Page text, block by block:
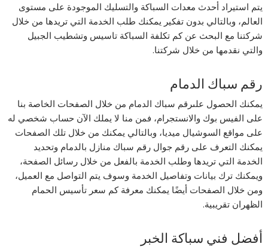
يتم استيراد أحدث معدات السباكة والتسليك الموجودة على مستوى
العالم، وبالتالي بدون تفكير يمكنك طلب الخدمة التي تريدها من خلال
شركتنا مع البحث عن كم تكلفة السباكة تاسيس وتشطيب الجبيل
والتي نقدمها من خلال شركتنا.
رقم سباك الدمام
يمكنك الحصول علىرقم سباك الدمام من خلال الصفحات الخاصة بنا
على الفيس بوك والانستجرام، فمن منا لا يملك الآن حساب شخصي له
على مواقع السوشيال ميديا، وبالتالي يمكنك من خلال تلك الصفحات
يمكنك التعرف على رقم جوال رقم سباك منازل بالدمام وتحديد
الخدمة التي تريدها وطلب الخدمة بالفعل من خلال رسائل الصفحة،
ويمكنك ترك بيانات وتفاصيل الخدمة وسوف يتم التواصل مع العميل،
ومن خلال الصفحات أيضًا يمكنك معرفة كم سعر تأسيس الحمام
الظهران تقريبية.
أفضل فني سباكة الخبر